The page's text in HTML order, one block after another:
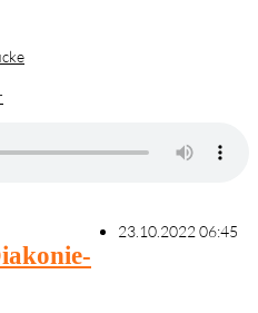
23.10.2022 06:45